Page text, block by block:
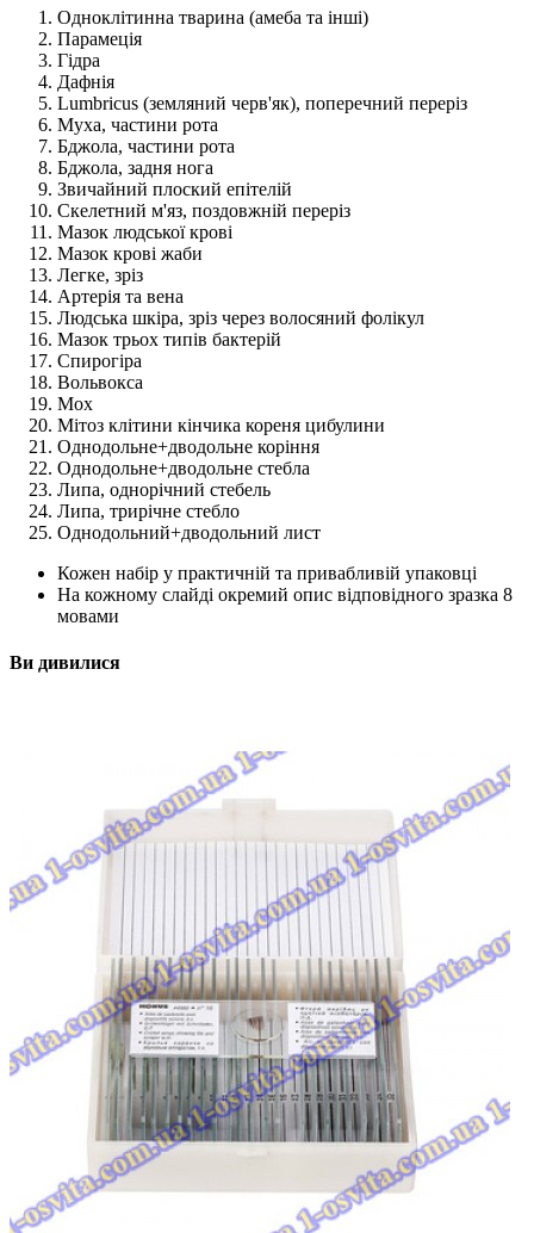
Одноклітинна тварина (амеба та інші)
Парамеція
Гідра
Дафнія
Lumbricus (земляний черв'як), поперечний переріз
Муха, частини рота
Бджола, частини рота
Бджола, задня нога
Звичайний плоский епітелій
Скелетний м'яз, поздовжній переріз
Мазок людської крові
Мазок крові жаби
Легке, зріз
Артерія та вена
Людська шкіра, зріз через волосяний фолікул
Мазок трьох типів бактерій
Спирогіра
Вольвокса
Мох
Мітоз клітини кінчика кореня цибулини
Однодольне+дводольне коріння
Однодольне+дводольне стебла
Липа, однорічний стебель
Липа, трирічне стебло
Однодольний+дводольний лист
Кожен набір у практичній та привабливій упаковці
На кожному слайді окремий опис відповідного зразка 8
мовами
Ви дивилися